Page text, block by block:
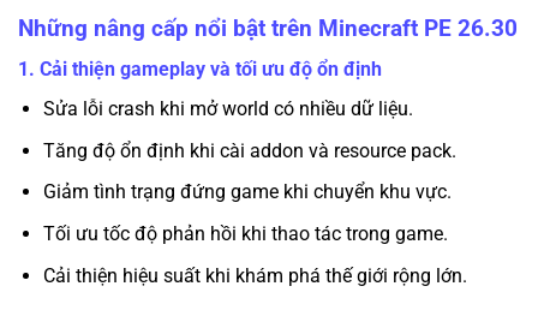
Những nâng cấp nổi bật trên Minecraft PE 26.30
1. Cải thiện gameplay và tối ưu độ ổn định
Sửa lỗi crash khi mở world có nhiều dữ liệu.
Tăng độ ổn định khi cài addon và resource pack.
Giảm tình trạng đứng game khi chuyển khu vực.
Tối ưu tốc độ phản hồi khi thao tác trong game.
Cải thiện hiệu suất khi khám phá thế giới rộng lớn.